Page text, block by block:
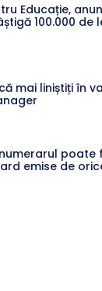
Educație,
100.000 de
mai liniștiți în
poate
emise de